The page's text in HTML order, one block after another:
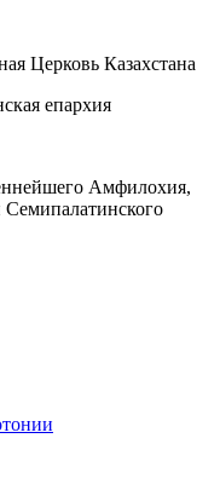
Церковь Казахстана
Амфилохия,
Семипалатинского